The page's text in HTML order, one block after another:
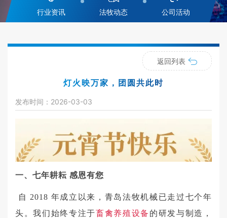
行业资讯 法牧动态 公司活动
灯火映万家，团圆共此时
返回列表
发布时间：2026-03-03
一、 七年耕耘 感恩有您
自 2018 年成立以来，青岛法牧机械已走过七个年
头。我们始终专注于畜禽养殖设备 的研发与制造，